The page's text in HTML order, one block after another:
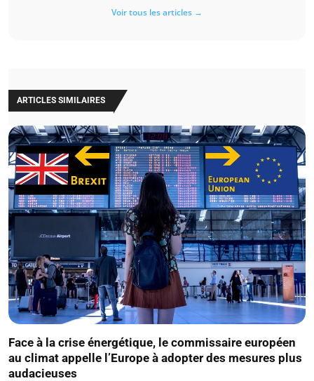
Voir tous les articles →
ARTICLES SIMILAIRES
Face à la crise énergétique, le commissaire européen
au climat appelle l’Europe à adopter des mesures plus
audacieuses